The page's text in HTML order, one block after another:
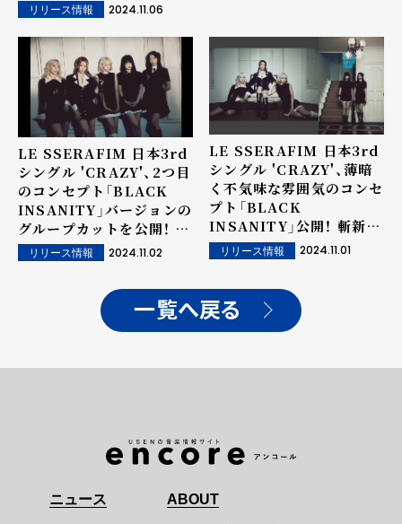
リリース情報 2024.11.06
LE SSERAFIM 日本3rd
シングル 'CRAZY'、2つ目
のコンセプト「BLACK
INSANITY」バージョンの
グループカットを公開！ 日
本音盤の発売を控え、原曲
「CRAZY」がSpotify1億
ストリーミング突破！
リリース情報 2024.11.02
LE SSERAFIM 日本3rd
シングル 'CRAZY'、薄暗
く不気味な雰囲気のコンセ
プト「BLACK
INSANITY」公開！ 斬新な
コンセプトと、メンバーた
ちのクールで美しいビジュ
リリース情報 2024.11.01
一覧へ戻る
ニュース ABOUT